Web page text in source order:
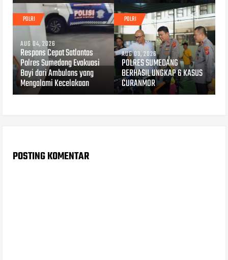
POLRI
AUG 04, 2026
Respons Cepat Satlantas
Polres Sumedang Evakuasi
Bayi dari Ambulans yang
Mengalami Kecelakaan
POLRI
AUG 03, 2026
POLRES SUMEDANG
BERHASIL UNGKAP 6 KASUS
CURANMOR
POSTING KOMENTAR